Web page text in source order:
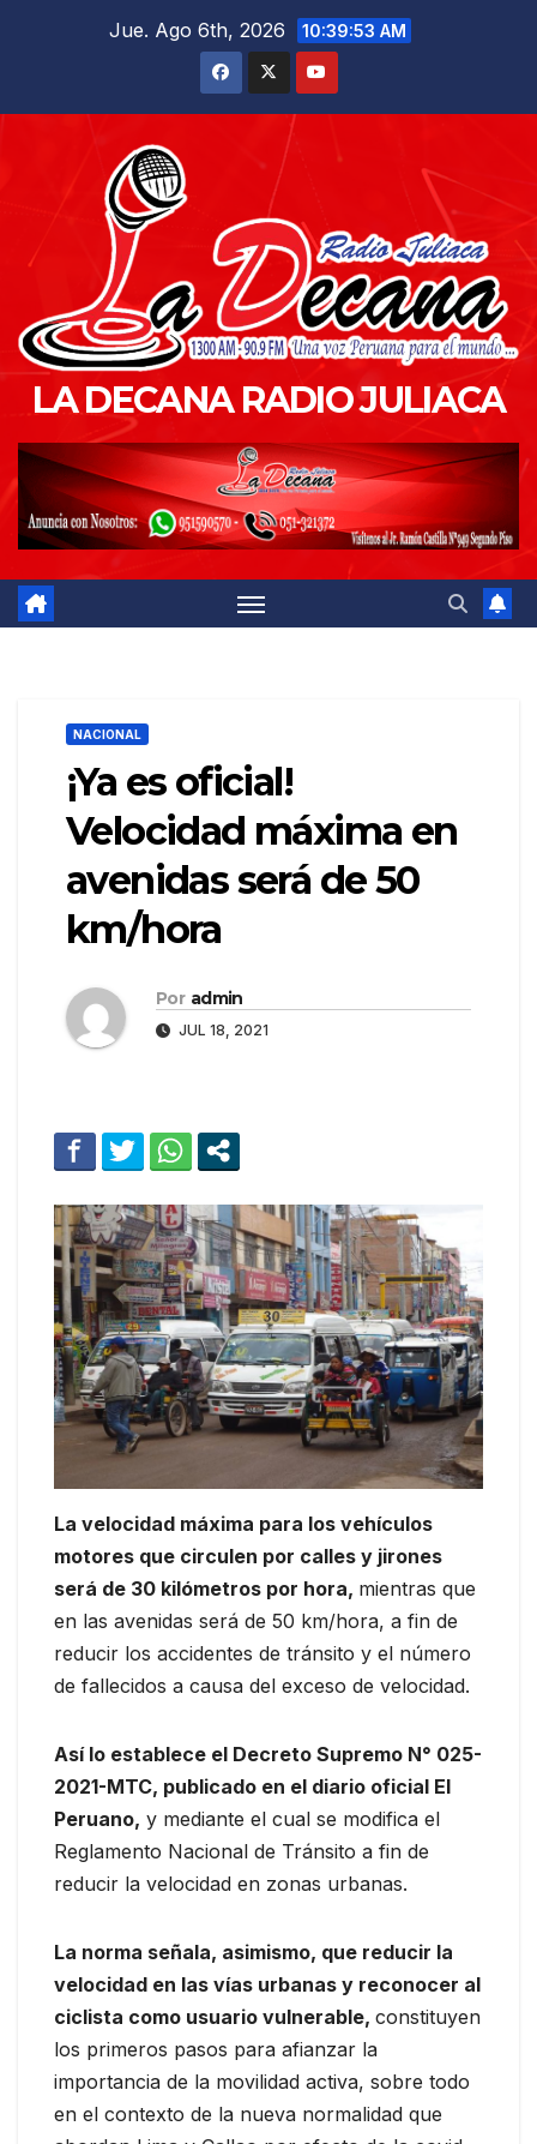
Jue. Ago 6th, 2026 10:39:54 AM
LA DECANA RADIO JULIACA
NACIONAL
¡Ya es oficial!
Velocidad máxima en
avenidas será de 50
km/hora
Por admin
JUL 18, 2021
La velocidad máxima para los vehículos
motores que circulen por calles y jirones
será de 30 kilómetros por hora, mientras que
en las avenidas será de 50 km/hora, a fin de
reducir los accidentes de tránsito y el número
de fallecidos a causa del exceso de velocidad.
Así lo establece el Decreto Supremo N° 025-
2021-MTC, publicado en el diario oficial El
Peruano, y mediante el cual se modifica el
Reglamento Nacional de Tránsito a fin de
reducir la velocidad en zonas urbanas.
La norma señala, asimismo, que reducir la
velocidad en las vías urbanas y reconocer al
ciclista como usuario vulnerable, constituyen
los primeros pasos para afianzar la
importancia de la movilidad activa, sobre todo
en el contexto de la nueva normalidad que